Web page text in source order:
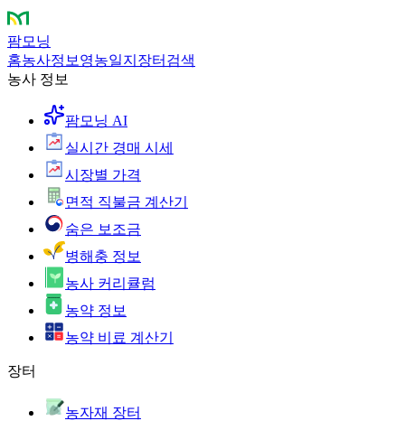
팜모닝
홈농사정보 영농일지 장터 검색
농사 정보
팜모닝 AI
실시간 경매 시세
시장별 가격
면적 직불금 계산기
숨은 보조금
병해충 정보
농사 커리큘럼
농약 정보
농약 비료 계산기
장터
농자재 장터